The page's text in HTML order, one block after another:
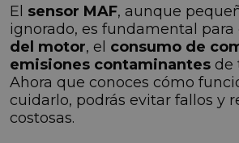
El sensor MAF, aunque
ignorado, es fundamental para
del motor, el consumo de
emisiones contaminantes de
Ahora que conoces cómo
cuidarlo, podrás evitar fallos y
costosas.